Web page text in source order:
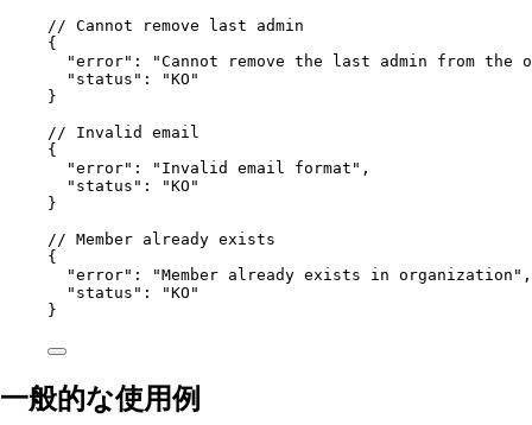
// Cannot remove last admin
{
"error" :
"Cannot remove the last admin from the
"status" :
"KO"
}
// Invalid email
{
"error" : "Invalid email format" ,
"status" :
"KO"
}
// Member already exists
{
"error" : "Member already exists in organization" ,
"status" :
"KO"
}
一般的な使用例